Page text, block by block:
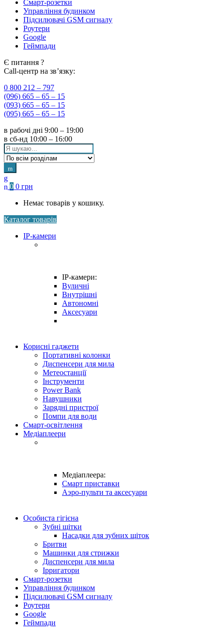
Смарт-розетки
Управління будинком
Підсилювачі GSM сигналу
Роутери
Google
Геймпади
Є питання ?
Call-центр на зв’язку:
0 800 212 – 797
(096) 665 – 65 – 15
(093) 665 – 65 – 15
(095) 665 – 65 – 15
в рабочі дні 9:00 – 19:00
в сб-нд 10:00 – 16:00
Search
for:
0 0 грн
Немає товарів у кошику.
Каталог товарів
IP-камери
IP-камери:
Вуличні
Внутрішні
Автономні
Аксесуари
Корисні гаджети
Портативні колонки
Диспенсери для мила
Метеостанції
Інструменти
Power Bank
Навушники
Зарядні пристрої
Помпи для води
Смарт-освітлення
Медіаплеери
Медіаплеера:
Смарт приставки
Аэро-пульти та аксесуари
Особиста гігієна
Зубні щітки
Насадки для зубних щіток
Бритви
Машинки для стрижки
Диспенсери для мила
Ірригатори
Смарт-розетки
Управління будинком
Підсилювачі GSM сигналу
Роутери
Google
Геймпади